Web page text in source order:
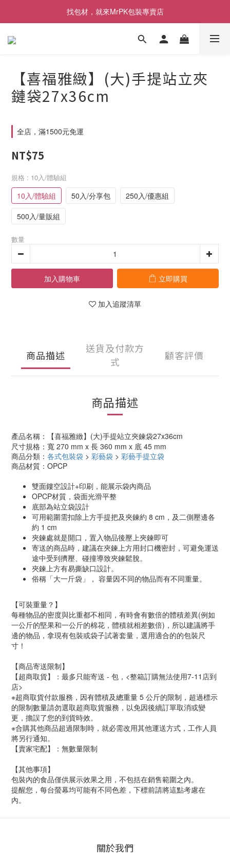
[限時優惠] 即日起登入會員消費滿1000元，回饋1%購物金
找包材，就來MrPK包裝專賣店
[限時優惠] 即日起登入會員消費滿1000元，回饋1%購物金
【喜福雅緻】(大)手提站立夾
鏈袋27x36cm
全店，滿1500元免運
NT$75
規格 : 10入/體驗組
10入/體驗組 50入/分享包
250入/優惠組
500入/量販組
數量
加入購物車 立即購買
加入追蹤清單
商品描述
送貨及付款方
式
顧客評價
商品描述
產品名稱： 【喜福雅緻】(大)手提站立夾鍊袋27x36cm
尺寸規格：寬 270 mm x 長 360 mm x 底 45 mm
商品分類： 各式包裝袋 > 彩藝袋 > 彩藝手提立袋
商品材質：OPCP
雙面鏤空設計+印刷，能展示袋內商品
OPCP材質，袋面光滑平整
底部為站立袋設計
可用範圍需扣除上方手提把及夾鍊約 8 cm，及二側壓邊各
約 1 cm
夾鍊處就是開口，置入物品後壓上夾鍊即可
寄送的商品時，建議在夾鍊上方用封口機密封，可避免運送
途中受到擠壓、碰撞導致夾鍊鬆脫。
夾鍊上方有易撕缺口設計。
俗稱「大一斤袋」， 容量因不同的物品而有不同重量。
【可裝重量？】
每種物品的密度與比重都不相同，有時會有數倍的體積差異(例如
一公斤的堅果和一公斤的棉花，體積就相差數倍)，所以建議將手
邊的物品，拿現有包裝或袋子試著套量，選用適合的的包裝尺
寸！
【商品寄送限制】
【超商取貨】：最多只能寄送 - 包， <整箱訂購無法使用7-11店到
店>
※超商取貨付款服務，因有體積及總重量 5 公斤的限制，超過標示
的限制數量請勿選取超商取貨服務，以免因後續訂單取消或變
更，擔誤了您的到貨時效。
※合購其他商品超過限制時，就必需改用其他運送方式，工作人員
將另行通知。
【賣家宅配】：無數量限制
【其他事項】
包裝內的食品僅供展示效果之用，不包括在銷售範圍之內。
提醒您，每台螢幕均可能有不同色差，下標前請將這點考慮在
內。
關於我們